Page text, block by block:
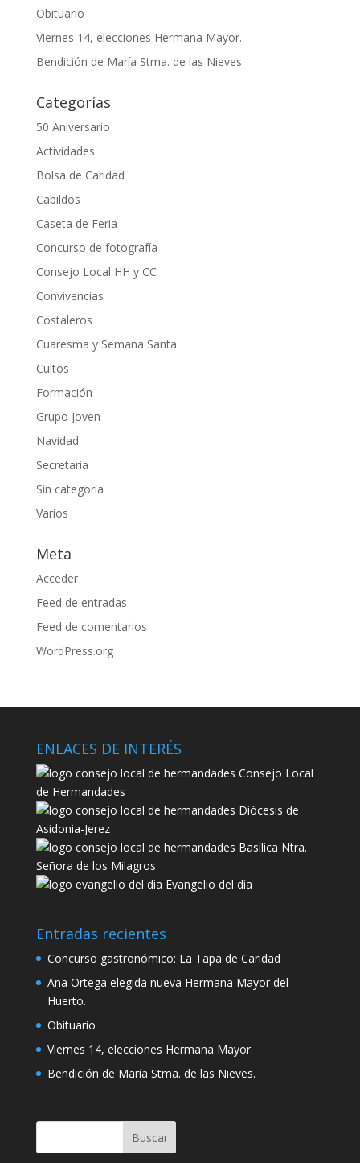
Obituario
Viernes 14, elecciones Hermana Mayor.
Bendición de María Stma. de las Nieves.
Categorías
50 Aniversario
Actividades
Bolsa de Caridad
Cabildos
Caseta de Feria
Concurso de fotografía
Consejo Local HH y CC
Convivencias
Costaleros
Cuaresma y Semana Santa
Cultos
Formación
Grupo Joven
Navidad
Secretaria
Sin categoría
Varios
Meta
Acceder
Feed de entradas
Feed de comentarios
WordPress.org
ENLACES DE INTERÉS
Consejo Local
de Hermandades
Diócesis de
Asidonia-Jerez
Basílica Ntra.
Señora de los Milagros
Evangelio del día
Entradas recientes
Concurso gastronómico: La Tapa de Caridad
Ana Ortega elegida nueva Hermana Mayor del
Huerto.
Obituario
Viernes 14, elecciones Hermana Mayor.
Bendición de María Stma. de las Nieves.